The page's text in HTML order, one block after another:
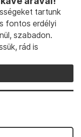
tartunk
fontos erdélyi
szabadon.
rád is